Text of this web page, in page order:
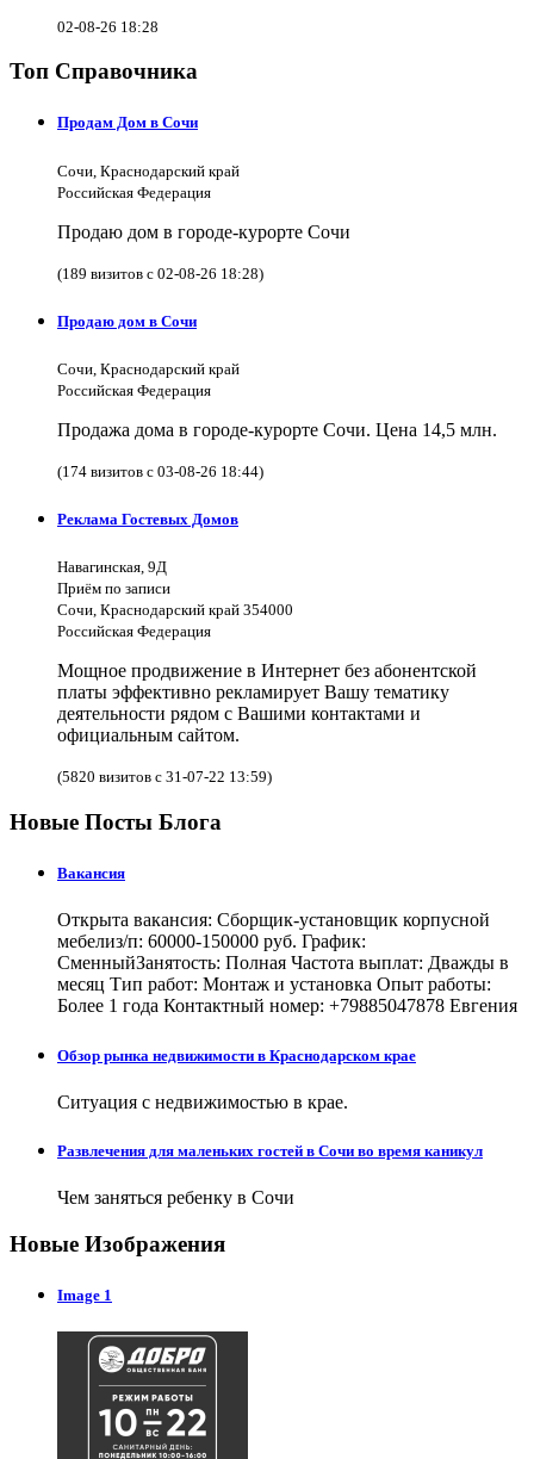
02-08-26 18:28
Топ Справочника
Продам Дом в Сочи
Сочи, Краснодарский край
Российская Федерация
Продаю дом в городе-курорте Сочи
(189 визитов с 02-08-26 18:28)
Продаю дом в Сочи
Сочи, Краснодарский край
Российская Федерация
Продажа дома в городе-курорте Сочи. Цена 14,5 млн.
(174 визитов с 03-08-26 18:44)
Реклама Гостевых Домов
Навагинская, 9Д
Приём по записи
Сочи, Краснодарский край 354000
Российская Федерация
Мощное продвижение в Интернет без абонентской
платы эффективно рекламирует Вашу тематику
деятельности рядом с Вашими контактами и
официальным сайтом.
(5820 визитов с 31-07-22 13:59)
Новые Посты Блога
Вакансия
Открыта вакансия: Сборщик-установщик корпусной
мебелиз/п: 60000-150000 руб. График:
СменныйЗанятость: Полная Частота выплат: Дважды в
месяц Тип работ: Монтаж и установка Опыт работы:
Более 1 года Контактный номер: +79885047878 Евгения
Обзор рынка недвижимости в Краснодарском крае
Ситуация с недвижимостью в крае.
Развлечения для маленьких гостей в Сочи во время каникул
Чем заняться ребенку в Сочи
Новые Изображения
Image 1